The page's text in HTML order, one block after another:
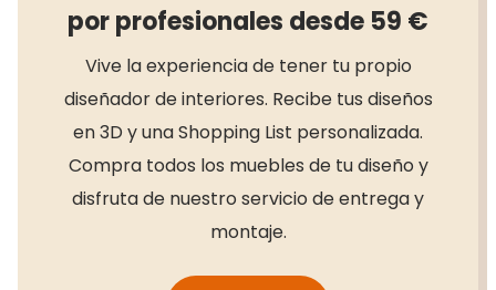
por profesionales desde 59 €
Vive la experiencia de tener tu propio
diseñador de interiores. Recibe tus diseños
en 3D y una Shopping List personalizada.
Compra todos los muebles de tu diseño y
disfruta de nuestro servicio de entrega y
montaje.